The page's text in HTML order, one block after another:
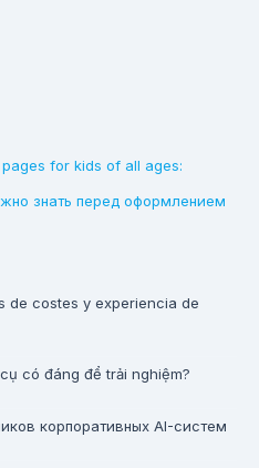
for kids of all ages:
знать перед оформлением
de costes y experiencia de
có đáng để trải nghiệm?
корпоративных AI-систем